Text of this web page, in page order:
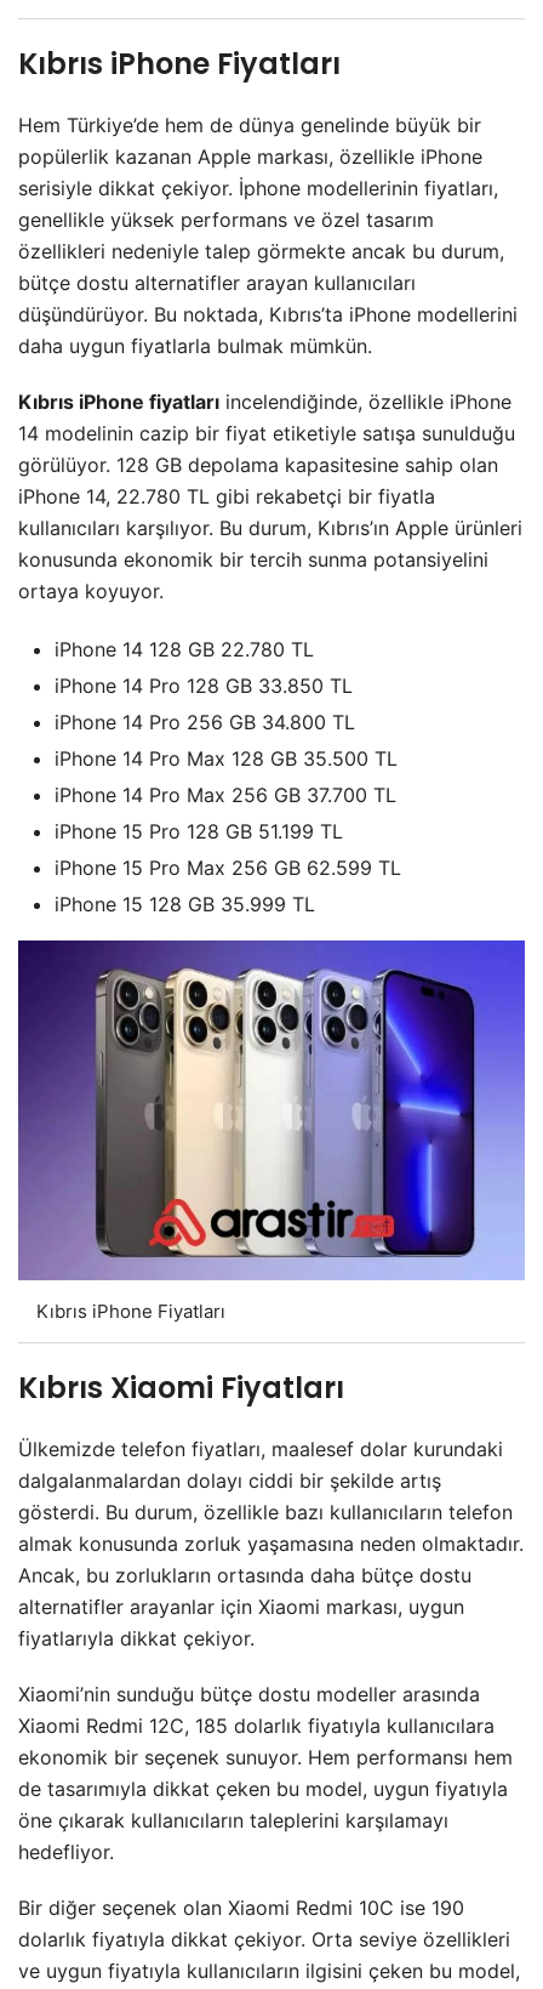
Kıbrıs iPhone Fiyatları
Hem Türkiye’de hem de dünya genelinde büyük bir
popülerlik kazanan Apple markası, özellikle iPhone
serisiyle dikkat çekiyor. İphone modellerinin fiyatları,
genellikle yüksek performans ve özel tasarım
özellikleri nedeniyle talep görmekte ancak bu durum,
bütçe dostu alternatifler arayan kullanıcıları
düşündürüyor. Bu noktada, Kıbrıs’ta iPhone modellerini
daha uygun fiyatlarla bulmak mümkün.
Kıbrıs iPhone fiyatları incelendiğinde, özellikle iPhone
14 modelinin cazip bir fiyat etiketiyle satışa sunulduğu
görülüyor. 128 GB depolama kapasitesine sahip olan
iPhone 14, 22.780 TL gibi rekabetçi bir fiyatla
kullanıcıları karşılıyor. Bu durum, Kıbrıs’ın Apple ürünleri
konusunda ekonomik bir tercih sunma potansiyelini
ortaya koyuyor.
iPhone 14 128 GB 22.780 TL
iPhone 14 Pro 128 GB 33.850 TL
iPhone 14 Pro 256 GB 34.800 TL
iPhone 14 Pro Max 128 GB 35.500 TL
iPhone 14 Pro Max 256 GB 37.700 TL
iPhone 15 Pro 128 GB 51.199 TL
iPhone 15 Pro Max 256 GB 62.599 TL
iPhone 15 128 GB 35.999 TL
Kıbrıs iPhone Fiyatları
Kıbrıs Xiaomi Fiyatları
Ülkemizde telefon fiyatları, maalesef dolar kurundaki
dalgalanmalardan dolayı ciddi bir şekilde artış
gösterdi. Bu durum, özellikle bazı kullanıcıların telefon
almak konusunda zorluk yaşamasına neden olmaktadır.
Ancak, bu zorlukların ortasında daha bütçe dostu
alternatifler arayanlar için Xiaomi markası, uygun
fiyatlarıyla dikkat çekiyor.
Xiaomi’nin sunduğu bütçe dostu modeller arasında
Xiaomi Redmi 12C, 185 dolarlık fiyatıyla kullanıcılara
ekonomik bir seçenek sunuyor. Hem performansı hem
de tasarımıyla dikkat çeken bu model, uygun fiyatıyla
öne çıkarak kullanıcıların taleplerini karşılamayı
hedefliyor.
Bir diğer seçenek olan Xiaomi Redmi 10C ise 190
dolarlık fiyatıyla dikkat çekiyor. Orta seviye özellikleri
ve uygun fiyatıyla kullanıcıların ilgisini çeken bu model,